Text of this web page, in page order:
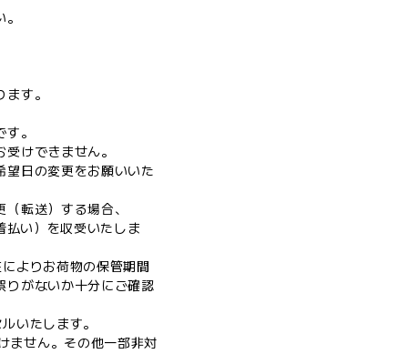
す。
。
けできません。
日の変更をお願いいた
転送）する場合、
い）を収受いたしま
よりお荷物の保管期間
りがないか十分にご確認
いたします。
ません。その他一部非対